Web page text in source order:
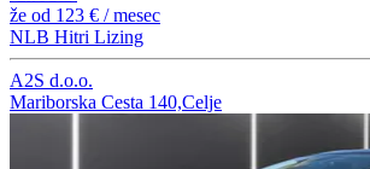
že od 123 € / mesec
NLB Hitri Lizing
A2S d.o.o.
Mariborska Cesta 140,Celje